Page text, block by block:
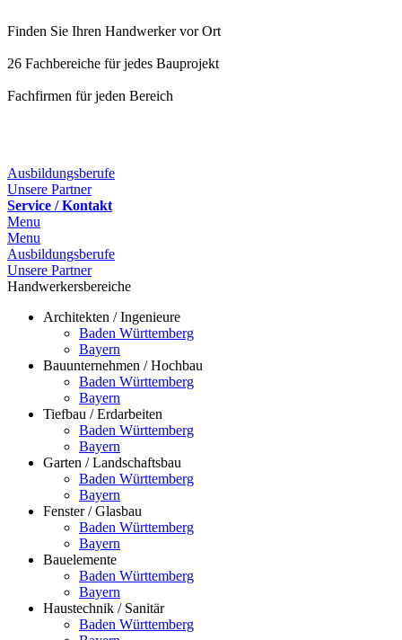
Finden Sie Ihren Handwerker vor Ort
26 Fachbereiche für jedes Bauprojekt
Fachfirmen für jeden Bereich
Ausbildungsberufe
Unsere Partner
Service / Kontakt
Menu
Menu
Ausbildungsberufe
Unsere Partner
Handwerkersbereiche
Architekten / Ingenieure
Baden Württemberg
Bayern
Bauunternehmen / Hochbau
Baden Württemberg
Bayern
Tiefbau / Erdarbeiten
Baden Württemberg
Bayern
Garten / Landschaftsbau
Baden Württemberg
Bayern
Fenster / Glasbau
Baden Württemberg
Bayern
Bauelemente
Baden Württemberg
Bayern
Haustechnik / Sanitär
Baden Württemberg